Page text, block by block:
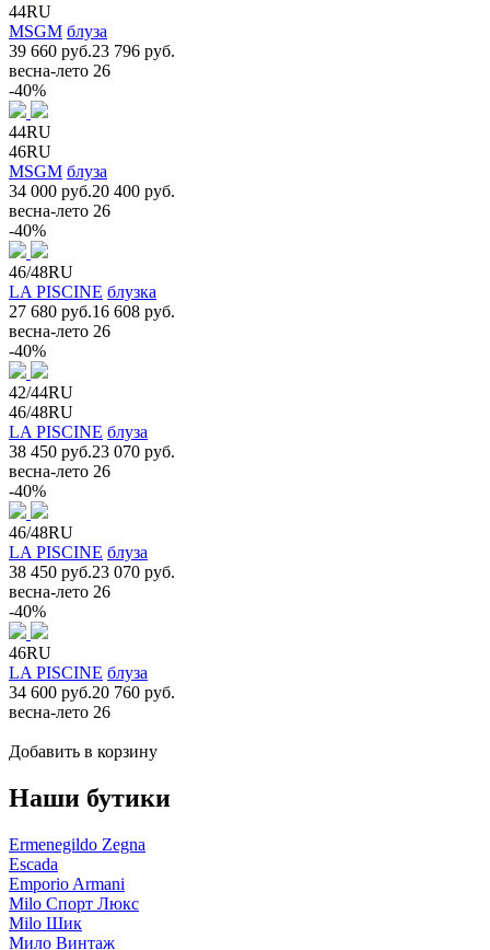
44RU
MSGM блуза
39 660 руб.23 796 руб.
весна-лето 26
-40%
44RU
46RU
MSGM блуза
34 000 руб.20 400 руб.
весна-лето 26
-40%
46/48RU
LA PISCINE блузка
27 680 руб.16 608 руб.
весна-лето 26
-40%
42/44RU
46/48RU
LA PISCINE блуза
38 450 руб.23 070 руб.
весна-лето 26
-40%
46/48RU
LA PISCINE блуза
38 450 руб.23 070 руб.
весна-лето 26
-40%
46RU
LA PISCINE блуза
34 600 руб.20 760 руб.
весна-лето 26
Добавить в корзину
Наши бутики
Ermenegildo Zegna
Escada
Emporio Armani
Milo Спорт Люкс
Milo Шик
Мило Винтаж